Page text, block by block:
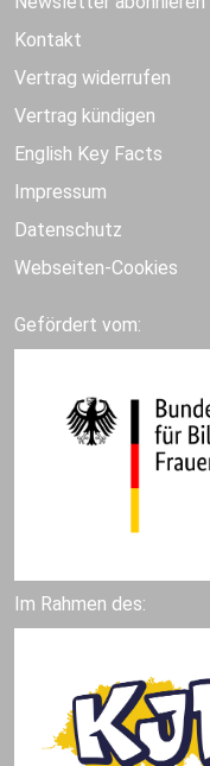
Kontakt
Vertrag widerrufen
Vertrag kündigen
English Key Facts
Impressum
Datenschutz
Webseiten-Cookies
Gefördert vom:
Im Rahmen des: